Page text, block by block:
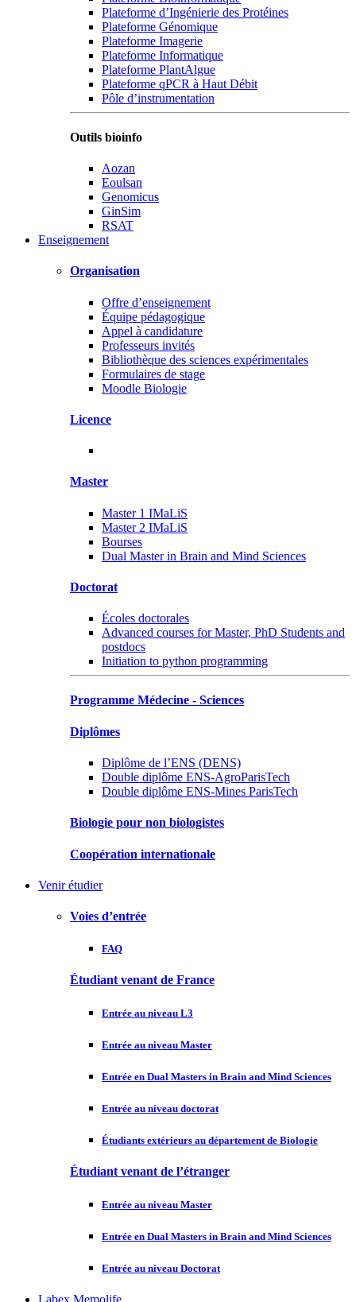
Plateforme d’Ingénierie des Protéines
Plateforme Génomique
Plateforme Imagerie
Plateforme Informatique
Plateforme PlantAlgue
Plateforme qPCR à Haut Débit
Pôle d’instrumentation
Outils bioinfo
Aozan
Eoulsan
Genomicus
GinSim
RSAT
Enseignement
Organisation
Offre d’enseignement
Équipe pédagogique
Appel à candidature
Professeurs invités
Bibliothèque des sciences expérimentales
Formulaires de stage
Moodle Biologie
Licence
Master
Master 1 IMaLiS
Master 2 IMaLiS
Bourses
Dual Master in Brain and Mind Sciences
Doctorat
Écoles doctorales
Advanced courses for Master, PhD Students and
postdocs
Initiation to python programming
Programme Médecine - Sciences
Diplômes
Diplôme de l’ENS (DENS)
Double diplôme ENS-AgroParisTech
Double diplôme ENS-Mines ParisTech
Biologie pour non biologistes
Coopération internationale
Venir étudier
Voies d’entrée
FAQ
Étudiant venant de France
Entrée au niveau L3
Entrée au niveau Master
Entrée en Dual Masters in Brain and Mind Sciences
Entrée au niveau doctorat
Étudiants extérieurs au département de Biologie
Étudiant venant de l’étranger
Entrée au niveau Master
Entrée en Dual Masters in Brain and Mind Sciences
Entrée au niveau Doctorat
Labex Memolife